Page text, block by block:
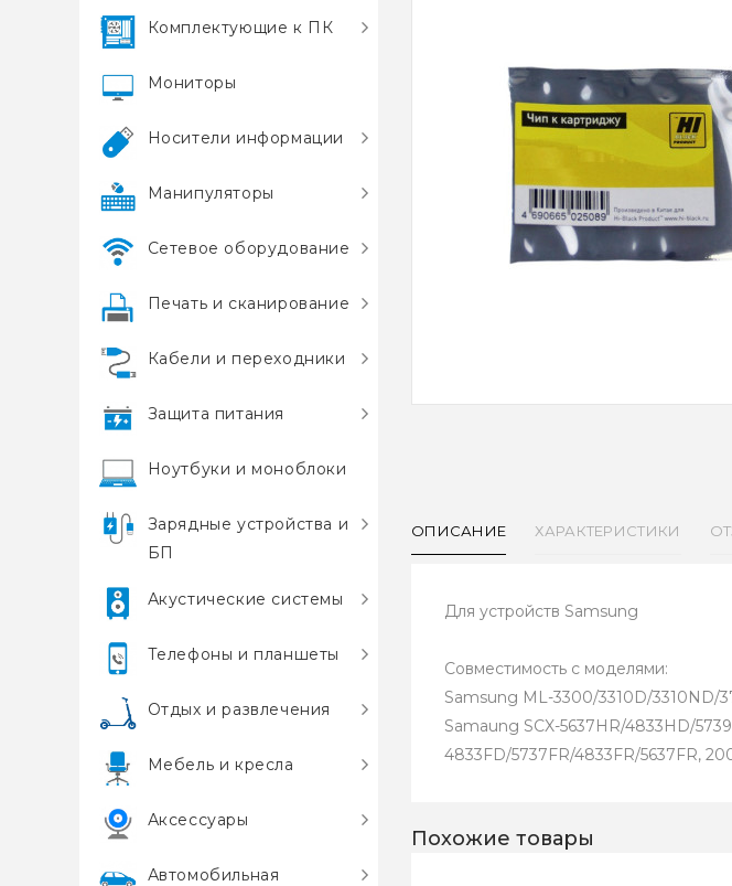
Комплектующие к ПК
Мониторы
Носители информации
Манипуляторы
Сетевое оборудование
Печать и сканирование
Кабели и переходники
Защита питания
Ноутбуки и моноблоки
Зарядные устройства и
БП
Акустические системы
Телефоны и планшеты
Отдых и развлечения
Мебель и кресла
Аксессуары
Автомобильная
ОПИСАНИЕ ХАРАКТЕРИСТИКИ
Для устройств Samsung
Совместимость с моделями:
Samsung ML-3300/3310D/3310ND/
Samaung SCX-5637HR/4833HD/
4833FD/5737FR/4833FR/5637FR,
Похожие товары